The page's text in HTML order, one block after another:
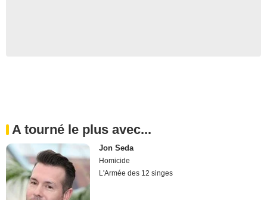
A tourné le plus avec...
Jon Seda
Homicide
L'Armée des 12 singes